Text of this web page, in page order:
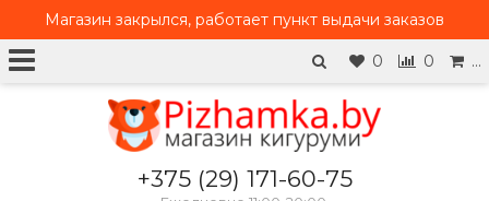
0 0 …
Магазин закрылся, работает пункт выдачи заказов
+375 (29) 171-60-75